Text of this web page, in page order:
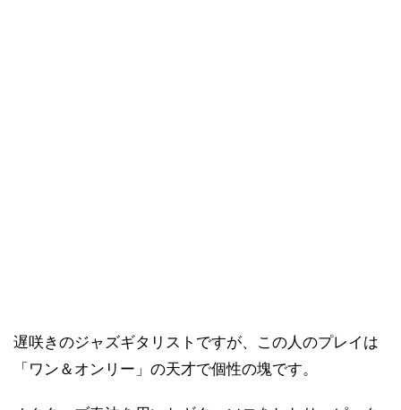
遅咲きのジャズギタリストですが、この人のプレイは
「ワン＆オンリー」の天才で個性の塊です。